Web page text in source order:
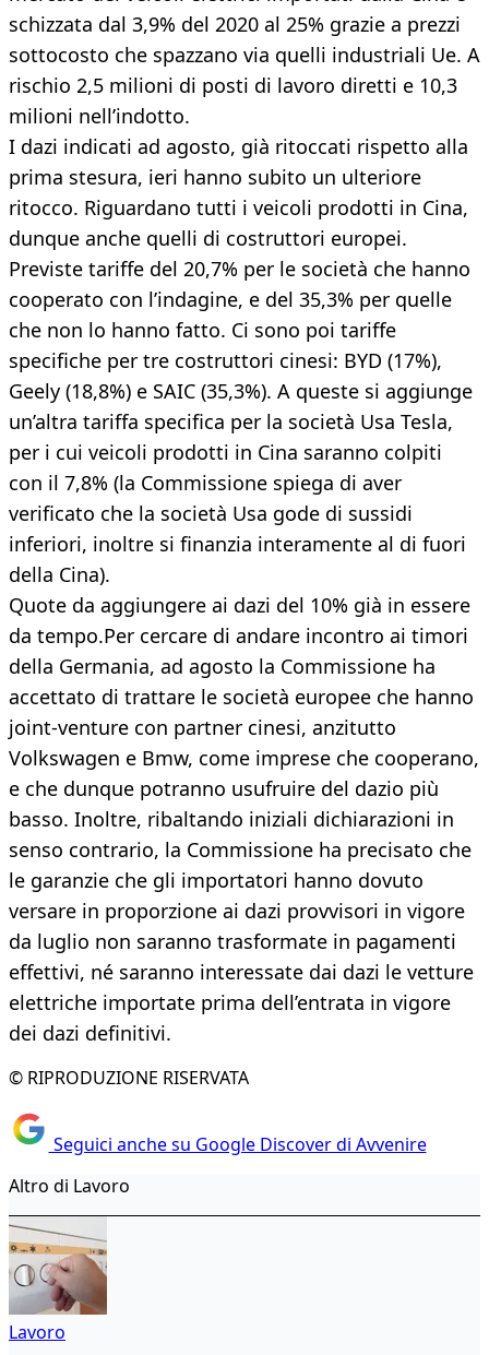
schizzata dal 3,9% del 2020 al 25% grazie a prezzi
sottocosto che spazzano via quelli industriali Ue. A
rischio 2,5 milioni di posti di lavoro diretti e 10,3
milioni nell’indotto.
I dazi indicati ad agosto, già ritoccati rispetto alla
prima stesura, ieri hanno subito un ulteriore
ritocco. Riguardano tutti i veicoli prodotti in Cina,
dunque anche quelli di costruttori europei.
Previste tariffe del 20,7% per le società che hanno
cooperato con l’indagine, e del 35,3% per quelle
che non lo hanno fatto. Ci sono poi tariffe
specifiche per tre costruttori cinesi: BYD (17%),
Geely (18,8%) e SAIC (35,3%). A queste si aggiunge
un’altra tariffa specifica per la società Usa Tesla,
per i cui veicoli prodotti in Cina saranno colpiti
con il 7,8% (la Commissione spiega di aver
verificato che la società Usa gode di sussidi
inferiori, inoltre si finanzia interamente al di fuori
della Cina).
Quote da aggiungere ai dazi del 10% già in essere
da tempo.Per cercare di andare incontro ai timori
della Germania, ad agosto la Commissione ha
accettato di trattare le società europee che hanno
joint-venture con partner cinesi, anzitutto
Volkswagen e Bmw, come imprese che cooperano,
e che dunque potranno usufruire del dazio più
basso. Inoltre, ribaltando iniziali dichiarazioni in
senso contrario, la Commissione ha precisato che
le garanzie che gli importatori hanno dovuto
versare in proporzione ai dazi provvisori in vigore
da luglio non saranno trasformate in pagamenti
effettivi, né saranno interessate dai dazi le vetture
elettriche importate prima dell’entrata in vigore
dei dazi definitivi.
© RIPRODUZIONE RISERVATA
Seguici anche su Google Discover di Avvenire
Altro di Lavoro
Lavoro